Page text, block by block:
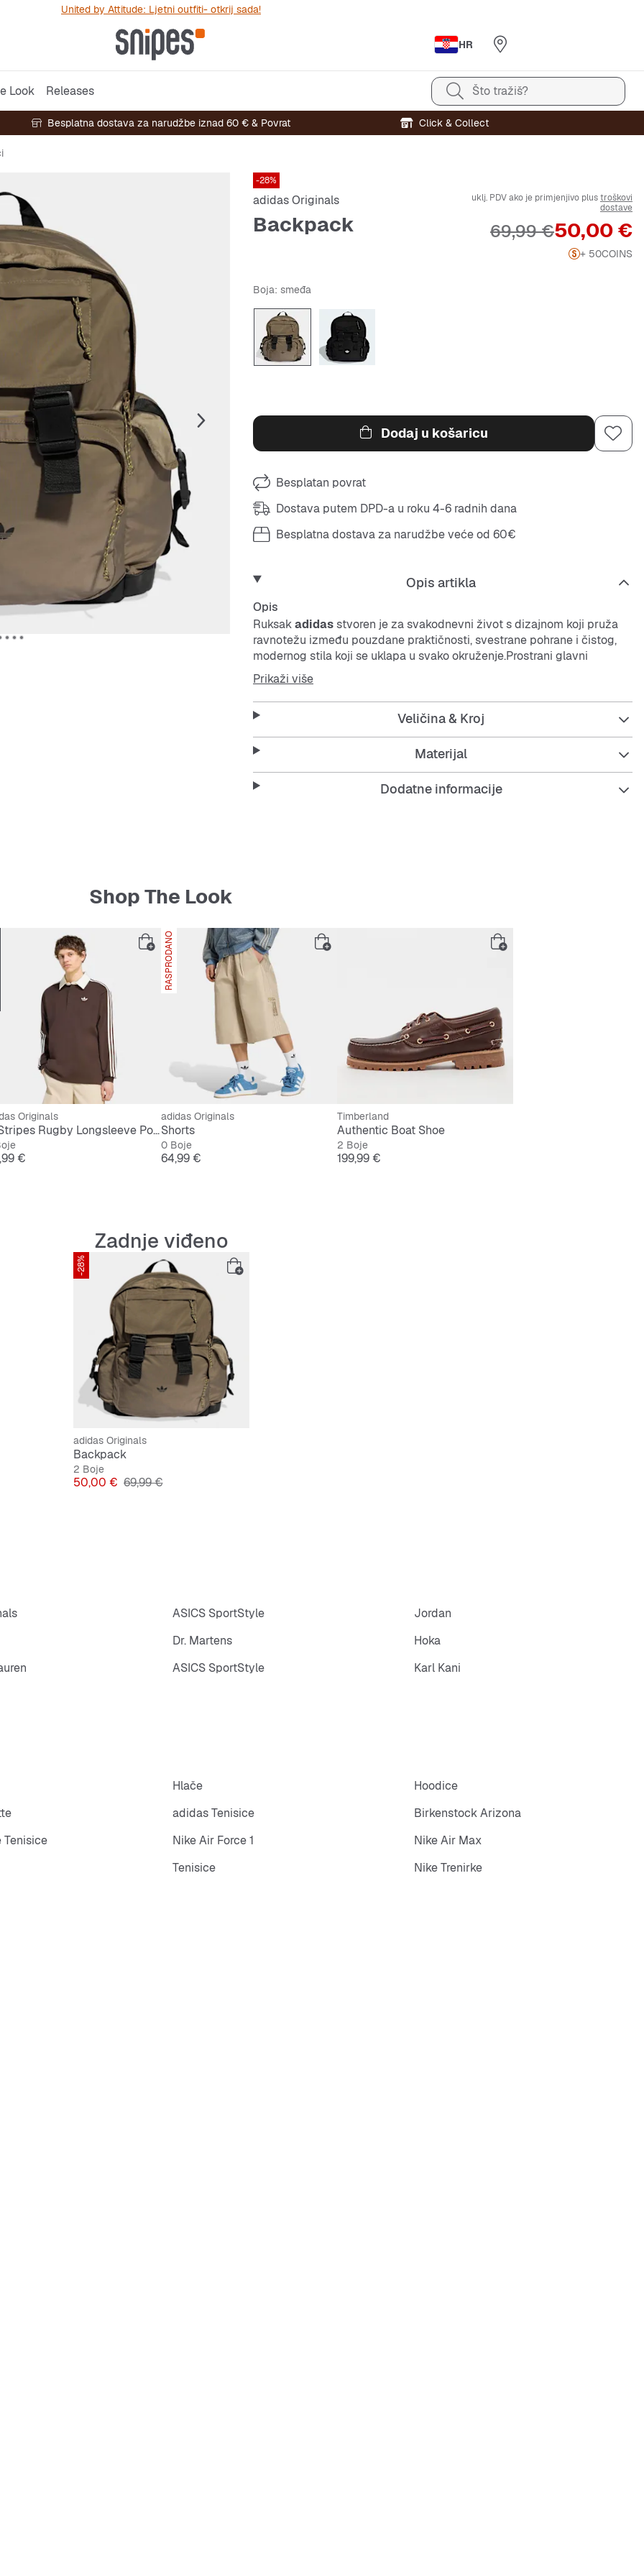
United by Attitude: Ljetni outfiti- otkrij sada!
HR
Look Releases Što tražiš?
Besplatna dostava za narudžbe iznad 60 € & Povrat Click & Collect
-28%
adidas Originals
Backpack
uklj. PDV ako je primjenjivo plustroškovi
dostave
Cijena
50,00 €
Originalna cijena
69,99 €
+ 50COINS
Boja: smeđa
Dodaj u košaricu
Besplatan povrat
Dostava putem DPD-a u roku 4-6 radnih dana
Besplatna dostava za narudžbe veće od 60€
Opis artikla
Opis
Ruksakadidasstvoren je za svakodnevni život s dizajnom koji pruža
ravnotežu između pouzdane praktičnosti, svestrane pohrane i čistog,
modernog stila koji se uklapa u svako okruženje.Prostrani glavni
pretinac čuva radnu opremu, komplet za trening ili potrepštine za
vikend. Vanjski džep s preklopom i sigurnosnim kopčama uparen je s
gornjim džepom s patentnim zatvaračem kako bi manji predmeti bili pri
ruci i lako dostupni.Bočni džepovi s kopčama i više unutarnjih
organizatora doprinose funkcionalnosti, dok logotip Trefoil daje završni
detalj ovom komadu. Izrađen za život u pokretu, ovaj ruksak
Prikaži više
Veličina & Kroj
Materijal
Dodatne informacije
Shop The Look
Originals
3-Stripes Rugby Longsleeve Polo
€
RASPRODANO
adidas Originals
Shorts
0 Boje
Cijena
64,99 €
Timberland
Authentic Boat Shoe
2 Boje
Cijena
199,99 €
Zadnje viđeno
-28%
adidas Originals
Backpack
2 Boje
Cijena
50,00 € Originalna cijena
69,99 €
ASICS SportStyle
Jordan
Dr. Martens
Hoka
ASICS SportStyle
Karl Kani
Hlače
Hoodice
adidas Tenisice
Birkenstock Arizona
Tenisice Nike Air Force 1
Nike Air Max
Tenisice Nike Trenirke